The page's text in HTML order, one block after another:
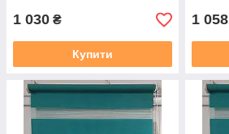
1 030 ₴
Купити
1 058